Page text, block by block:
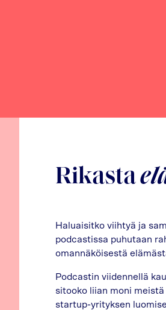
Rikasta
Haluaisitko viihtyä ja
podcastissa puhutaan
omannäköisestä
Podcastin viidennellä
sitooko liian moni
startup-yrityksen